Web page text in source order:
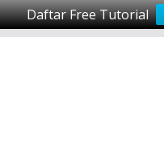
Daftar Free Tutorial